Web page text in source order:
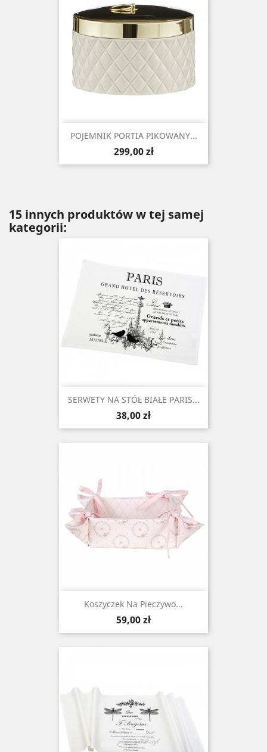
POJEMNIK PORTIA PIKOWANY...
Cena
299,00 zł
15 innych produktów w tej samej
kategorii:
SERWETY NA STÓŁ BIAŁE PARIS...
Cena
38,00 zł
Koszyczek Na Pieczywo...
Cena
59,00 zł